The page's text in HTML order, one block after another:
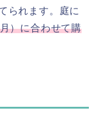
られます。庭に
）に合わせて購